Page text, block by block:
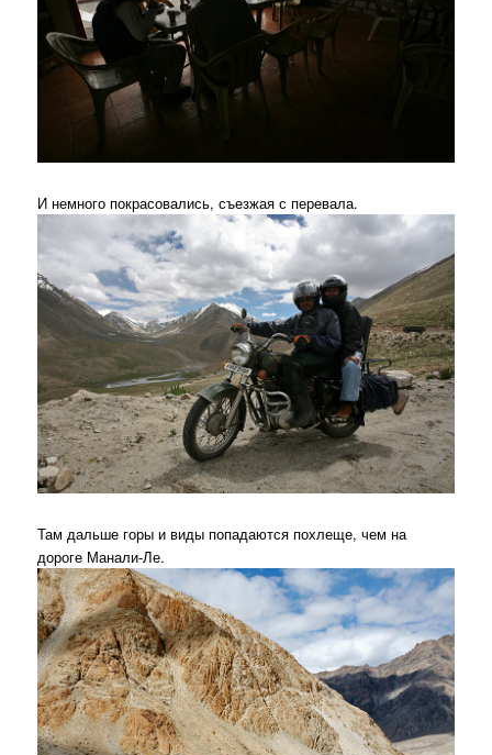
И немного покрасовались, съезжая с перевала.
Там дальше горы и виды попадаются похлеще, чем на
дороге Манали-Ле.